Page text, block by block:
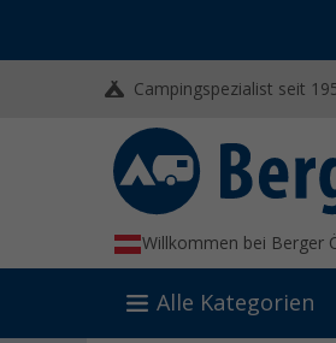
Campingspezialist seit
Willkommen bei Berger
Alle Kategorien